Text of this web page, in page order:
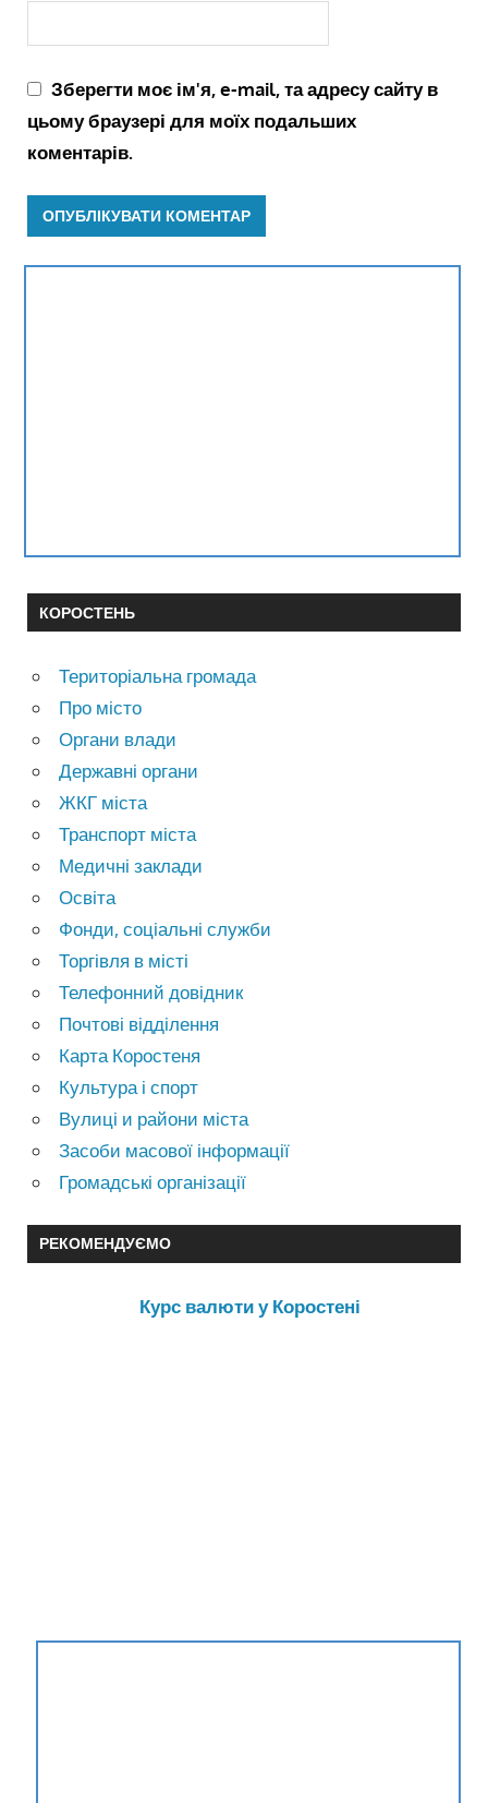
Зберегти моє ім'я, e-mail, та адресу сайту в
цьому браузері для моїх подальших
коментарів.
КОРОСТЕНЬ
Територіальна громада
Про місто
Органи влади
Державні органи
ЖКГ міста
Транспорт міста
Медичні заклади
Освіта
Фонди, соціальні служби
Торгівля в місті
Телефонний довідник
Почтові відділення
Карта Коростеня
Культура і спорт
Вулиці и райони міста
Засоби масової інформації
Громадські організації
РЕКОМЕНДУЄМО
Курс валюти у Коростені